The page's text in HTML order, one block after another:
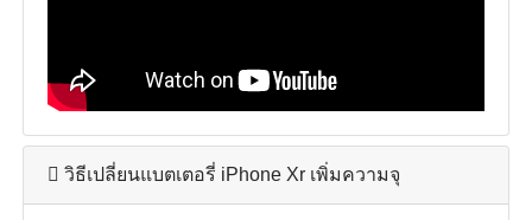
วิธีเปลี่ยนแบตเตอรี่ iPhone Xr เพิ่มความจุ